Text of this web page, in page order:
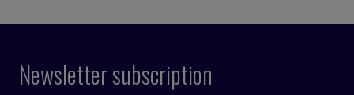
Newsletter subscription